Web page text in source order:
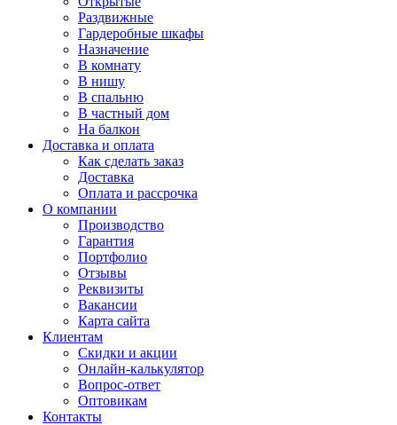
Раздвижные
Гардеробные шкафы
Назначение
В комнату
В нишу
В спальню
В частный дом
На балкон
Доставка и оплата
Как сделать заказ
Доставка
Оплата и рассрочка
О компании
Производство
Гарантия
Портфолио
Отзывы
Реквизиты
Вакансии
Карта сайта
Клиентам
Скидки и акции
Онлайн-калькулятор
Вопрос-ответ
Оптовикам
Контакты